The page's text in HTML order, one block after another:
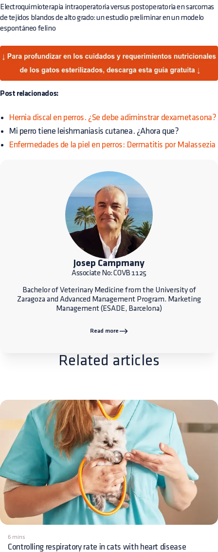
Electroquimioterapia intraoperatoria versus postoperatoria en sarcomas
de tejidos blandos de alto grado: un estudio preliminar en un modelo
espontáneo felino
Post relacionados:
Hernia discal en perros. ¿Se debe adiminstrar dexametasona?
Mi perro tiene leishmaniasis cutanea. ¿Ahora que?
Enfermedades de la piel en perros: Dermatitis por Malassezia
Josep Campmany
Associate No: COVB 1125
Bachelor of Veterinary Medicine from the University of
Zaragoza and Advanced Management Program. Marketing
Management (ESADE, Barcelona)
Read more
Related articles
6 mins
Controlling respiratory rate in cats with heart disease